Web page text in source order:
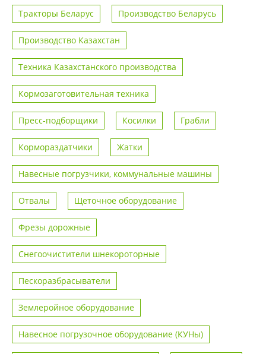
Тракторы Беларус Производство Беларусь
Производство Казахстан
Техника Казахстанского производства
Кормозаготовительная техника
Пресс-подборщики Косилки Грабли
Кормораздатчики Жатки
Навесные погрузчики, коммунальные машины
Отвалы Щеточное оборудование
Фрезы дорожные
Снегоочистители шнекороторные
Пескоразбрасыватели
Землеройное оборудование
Навесное погрузочное оборудование (КУНы)